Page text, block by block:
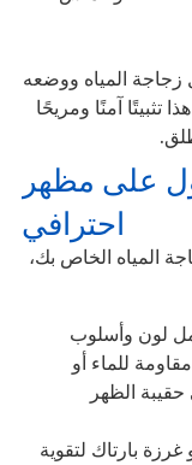
زجاجة المياه ووضعه
آمنًا ومريحًا
على مظهر
احترافي
المياه الخاص بك،
لون وأسلوب
للماء أو
الظهر
بارتاك لتقوية